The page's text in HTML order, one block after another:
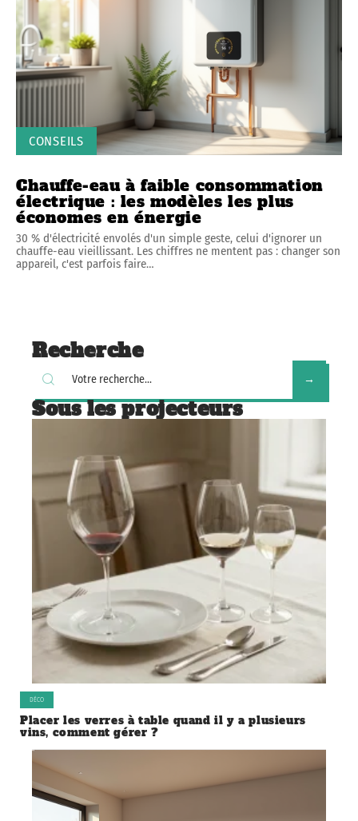
CONSEILS
Chauffe-eau à faible consommation
électrique : les modèles les plus
économes en énergie
30 % d'électricité envolés d'un simple geste, celui d'ignorer un
chauffe-eau vieillissant. Les chiffres ne mentent pas : changer son
appareil, c'est parfois faire…
Recherche
Sous les projecteurs
DÉCO
Placer les verres à table quand il y a plusieurs
vins, comment gérer ?